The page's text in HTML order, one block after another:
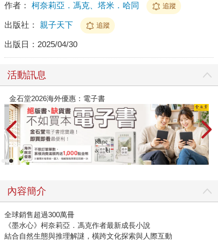
作者： 柯奈莉亞．馮克、塔米．哈同 追蹤
出版社： 親子天下 追蹤
出版日： 2025/04/30
活動訊息
春光ｘ奇幻基地｜全書系展
內容簡介
全球銷售超過300萬冊
《墨水心》柯奈莉亞．馮克作者最新成長小說
結合自然生態與推理解謎，橫跨文化探索與人際互動